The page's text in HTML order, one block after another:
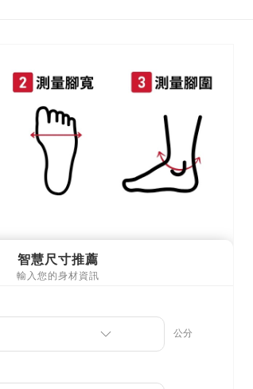
【宇迅國際】限一般住址，不支援智能